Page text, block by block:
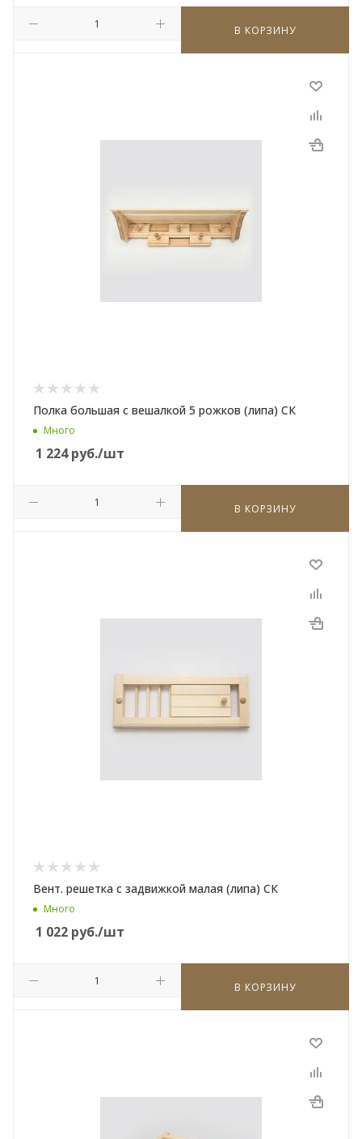
В КОРЗИНУ
Полка большая с вешалкой 5 рожков (липа) СК
Много
1 224руб./шт
В КОРЗИНУ
Вент. решетка с задвижкой малая (липа) СК
Много
1 022 руб./шт
В КОРЗИНУ